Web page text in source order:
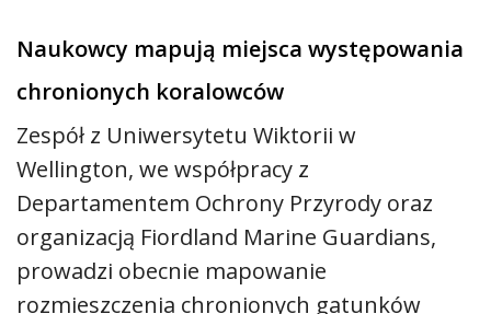
Naukowcy mapują miejsca występowania
chronionych koralowców
Zespół z Uniwersytetu Wiktorii w
Wellington, we współpracy z
Departamentem Ochrony Przyrody oraz
organizacją Fiordland Marine Guardians,
prowadzi obecnie mapowanie
rozmieszczenia chronionych gatunków